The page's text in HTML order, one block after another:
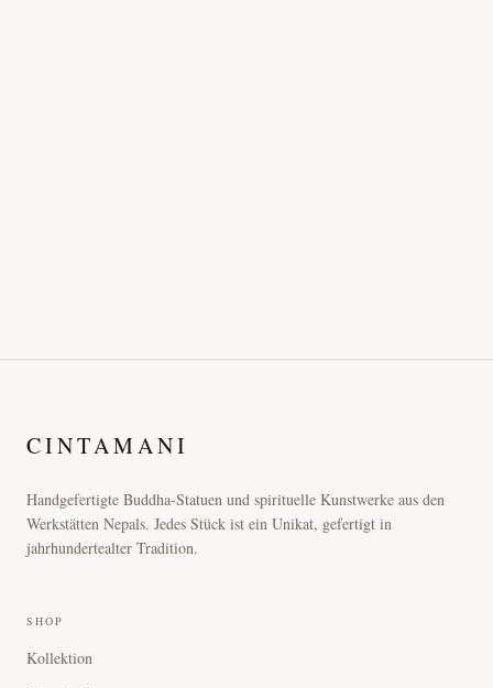
CINTAMANI
Handgefertigte Buddha-Statuen und spirituelle Kunstwerke aus den
Werkstätten Nepals. Jedes Stück ist ein Unikat, gefertigt in
jahrhundertealter Tradition.
SHOP
Kollektion